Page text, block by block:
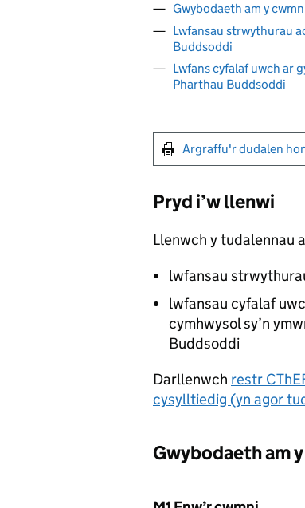
Gwybodaeth am y
Lwfansau strwythurau
Buddsoddi
Lwfans cyfalaf uwch ar
Pharthau Buddsoddi
Argraffu'r dudalen
Pryd i’w llenwi
Llenwch y tudalennau
lwfansau
lwfansau cyfalaf
cymhwysol sy’n
Buddsoddi
Darllenwch restr
cysylltiedig (yn agor
Gwybodaeth am